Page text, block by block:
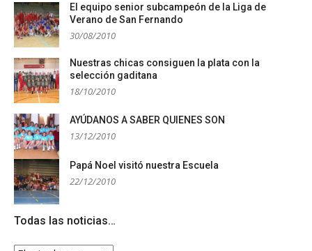
El equipo senior subcampeón de la Liga de
Verano de San Fernando
30/08/2010
Nuestras chicas consiguen la plata con la
selección gaditana
18/10/2010
AYÚDANOS A SABER QUIENES SON
13/12/2010
Papá Noel visitó nuestra Escuela
22/12/2010
Todas las noticias…